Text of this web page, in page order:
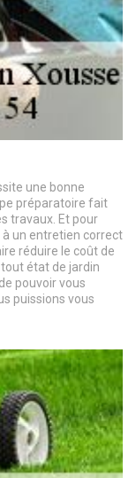
une bonne
préparatoire fait
travaux. Et pour
un entretien correct
réduire le coût de
état de jardin
pouvoir vous
puissions vous